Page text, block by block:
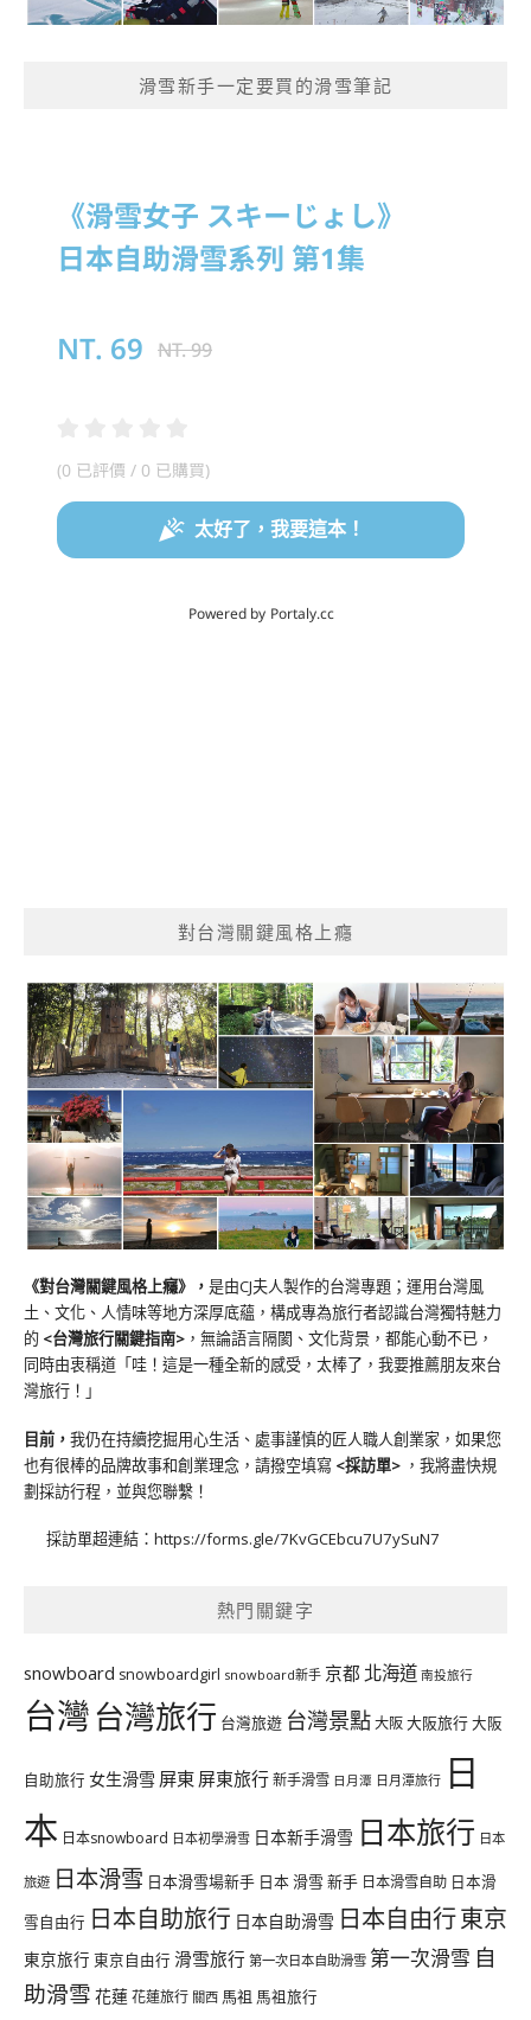
滑雪新手一定要買的滑雪筆記
對台灣關鍵風格上癮
《對台灣關鍵風格上癮》 ， 是由CJ夫人製作的台灣專題；運用台灣風
土、文化、人情味等地方深厚底蘊，構成專為旅行者認識台灣獨特魅力
的 <台灣旅行關鍵指南> ，無論語言隔閡、文化背景，都能心動不已，
同時由衷稱道「哇！這是一種全新的感受，太棒了，我要推薦朋友來台
灣旅行！」
目前， 我仍在持續挖掘用心生活、處事謹慎的匠人職人創業家，如果您
也有很棒的品牌故事和創業理念，請撥空填寫 <採訪單> ，我將盡快規
劃採訪行程，並與您聯繫！
採訪單超連結： https://forms.gle/7KvGCEbcu7U7ySuN7
熱門關鍵字
snowboard snowboardgirl snowboard新手 京都 北海道 南投旅行
台灣台灣旅行 台灣旅遊 台灣景點大阪大阪旅行大阪
自助旅行 女生滑雪 屏東 屏東旅行新手滑雪 日月潭 日月潭旅行 日
本 日本snowboard 日本初學滑雪 日本新手滑雪 日本旅行 日本
旅遊 日本滑雪 日本滑雪場新手 日本 滑雪 新手 日本滑雪自助 日本滑
雪自由行 日本自助旅行 日本自助滑雪 日本自由行東京
東京旅行 東京自由行 滑雪旅行 第一次日本自助滑雪 第一次滑雪 自
助滑雪 花蓮花蓮旅行 關西 馬祖 馬祖旅行